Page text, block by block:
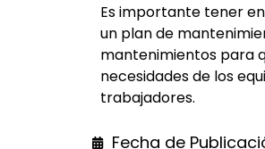
Es importante tener
un plan de
mantenimientos para
necesidades de los
trabajadores.
Fecha de